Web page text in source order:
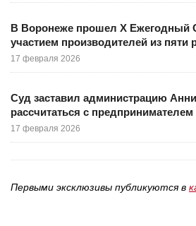
В Воронеже прошел X Ежегодный
участием производителей из пяти
17 февраля 2026
Суд заставил администрацию
рассчитаться с
17 февраля 2026
Первыми эксклюзивы публикуются в